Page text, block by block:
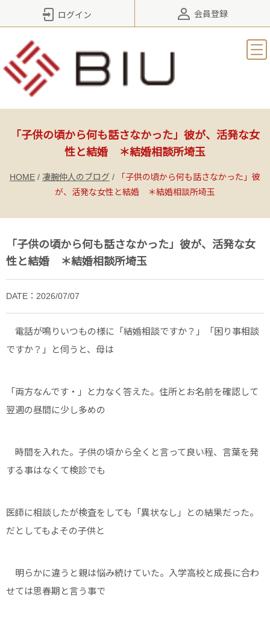
ログイン 会員登録
「子供の頃から何も話さなかった」彼が、活発な女
性と結婚 ＊結婚相談所埼玉
HOME / 凄腕仲人のブログ /
「子供の頃から何も話さなかった」彼
が、活発な女性と結婚 ＊結婚相談所埼玉
「子供の頃から何も話さなかった」彼が、活発な女
性と結婚 ＊結婚相談所埼玉
DATE：2026/07/07
電話が鳴りいつもの様に「結婚相談ですか？」「困り事相談
ですか？」と伺うと、母は
「両方なんです・」と力なく答えた。住所とお名前を確認して
翌週の昼間に少し多めの
時間を入れた。子供の頃から全くと言って良い程、言葉を発
する事はなくて検診でも
医師に相談したが検査をしても「異状なし」との結果だった。
だとしてもよその子供と
明らかに違うと親は悩み続けていた。入学高校と成長に合わ
せては思春期と言う事で